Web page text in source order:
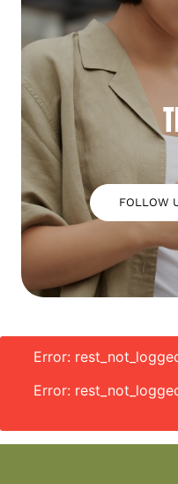
FOLLOW
Error:
Error: